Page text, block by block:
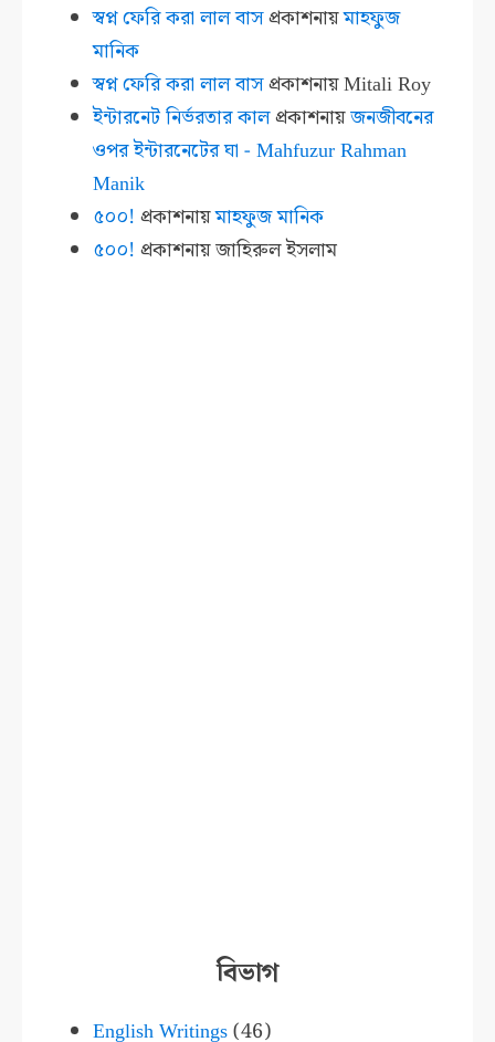
স্বপ্ন ফেরি করা লাল বাসপ্রকাশনায়মাহফুজ
মানিক
স্বপ্ন ফেরি করা লাল বাসপ্রকাশনায়Mitali Roy
ইন্টারনেট নির্ভরতার কালপ্রকাশনায়জনজীবনের
ওপর ইন্টারনেটের ঘা - Mahfuzur Rahman
Manik
৫০০! প্রকাশনায়মাহফুজ মানিক
৫০০! প্রকাশনায়জাহিরুল ইসলাম
বিভাগ
English Writings(46)